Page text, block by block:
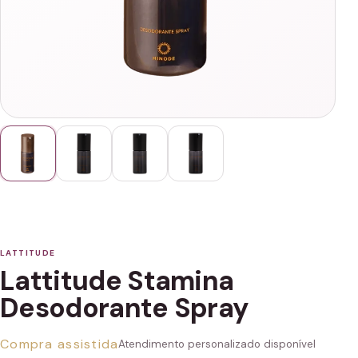
LATTITUDE
Lattitude Stamina
Desodorante Spray
Compra assistidaAtendimento personalizado disponível